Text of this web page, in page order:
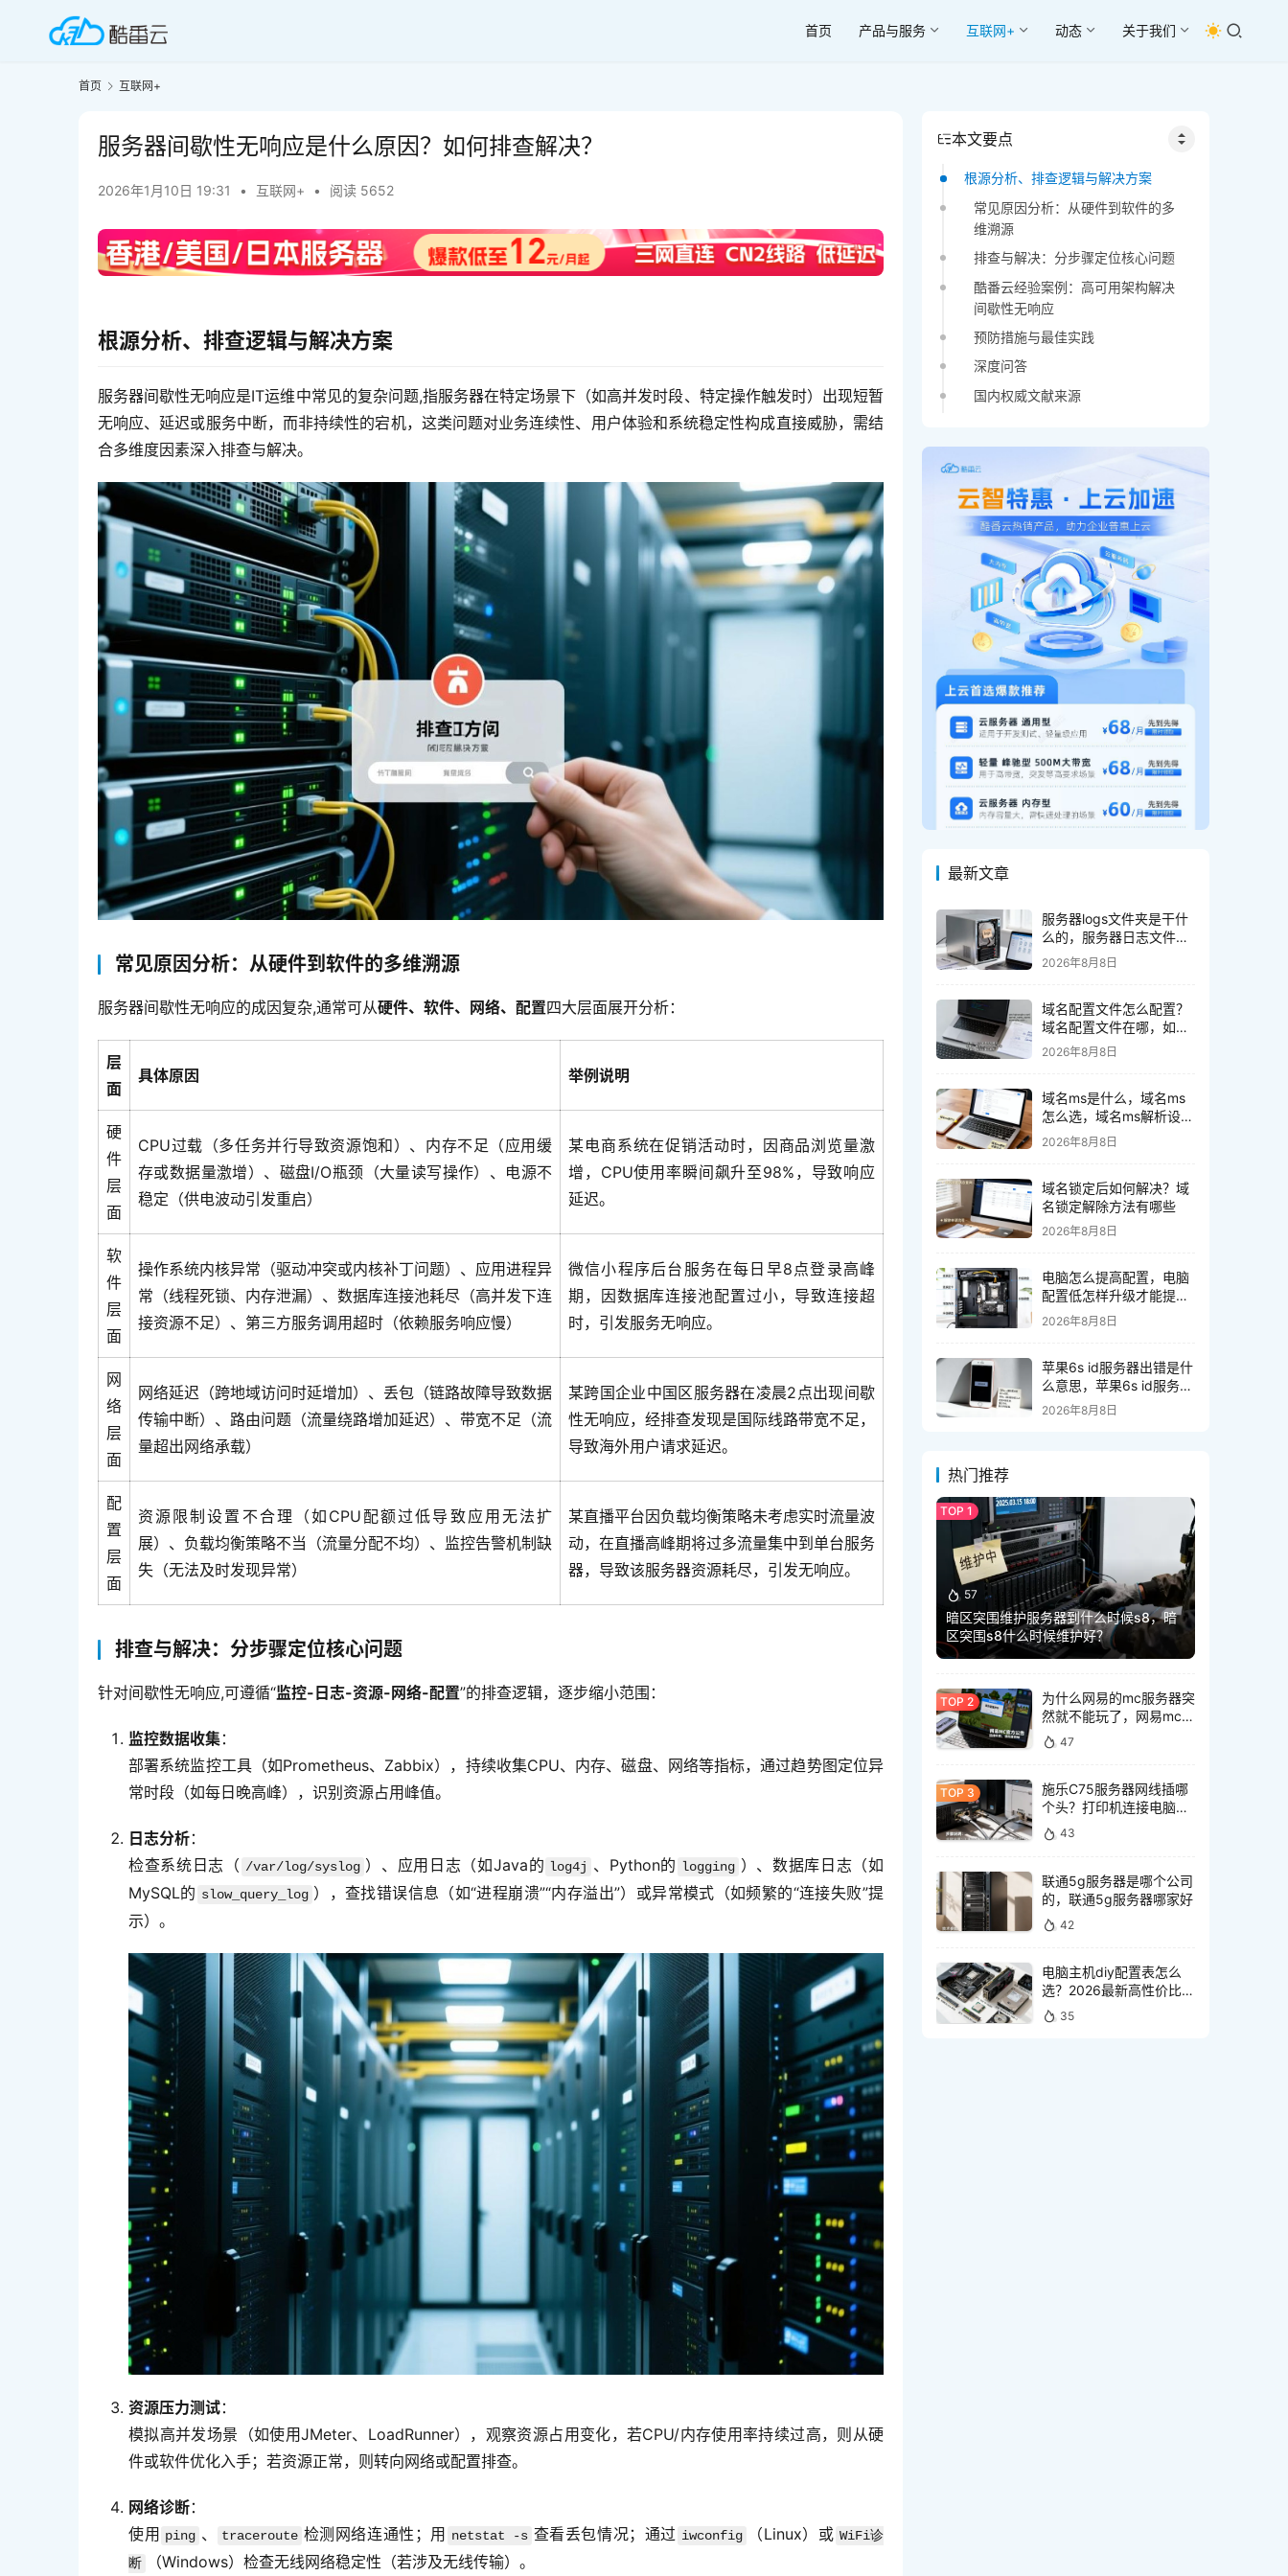
首页 产品与服务 互联网+ 动态 关于我们
首页 互联网+
服务器间歇性无响应是什么原因？如何排查解决？
2026年1月10日 19:31 • 互联网+ • 阅读 5652
根源分析、排查逻辑与解决方案
服务器间歇性无响应是IT运维中常见的复杂问题,指服务器在特定场景下（如高并发时段、特定操作触发时）出现短暂
无响应、延迟或服务中断，而非持续性的宕机，这类问题对业务连续性、用户体验和系统稳定性构成直接威胁，需结
合多维度因素深入排查与解决。
常见原因分析：从硬件到软件的多维溯源
服务器间歇性无响应的成因复杂,通常可从硬件、软件、网络、配置四大层面展开分析：
层
面
具体原因 举例说明
硬
件
层
面
CPU过载（多任务并行导致资源饱和）、内存不足（应用缓
存或数据量激增）、磁盘I/O瓶颈（大量读写操作）、电源不
稳定（供电波动引发重启）
某电商系统在促销活动时，因商品浏览量激
增，CPU使用率瞬间飙升至98%，导致响应
延迟。
软
件
层
面
操作系统内核异常（驱动冲突或内核补丁问题）、应用进程异
常（线程死锁、内存泄漏）、数据库连接池耗尽（高并发下连
接资源不足）、第三方服务调用超时（依赖服务响应慢）
微信小程序后台服务在每日早8点登录高峰
期，因数据库连接池配置过小，导致连接超
时，引发服务无响应。
网
络
层
面
网络延迟（跨地域访问时延增加）、丢包（链路故障导致数据
传输中断）、路由问题（流量绕路增加延迟）、带宽不足（流
量超出网络承载）
某跨国企业中国区服务器在凌晨2点出现间歇
性无响应，经排查发现是国际线路带宽不足，
导致海外用户请求延迟。
配
置
层
面
资源限制设置不合理（如CPU配额过低导致应用无法扩
展）、负载均衡策略不当（流量分配不均）、监控告警机制缺
失（无法及时发现异常）
某直播平台因负载均衡策略未考虑实时流量波
动，在直播高峰期将过多流量集中到单台服务
器，导致该服务器资源耗尽，引发无响应。
排查与解决：分步骤定位核心问题
针对间歇性无响应,可遵循“监控-日志-资源-网络-配置”的排查逻辑，逐步缩小范围：
监控数据收集：
部署系统监控工具（如Prometheus、Zabbix），持续收集CPU、内存、磁盘、网络等指标，通过趋势图定位异
常时段（如每日晚高峰），识别资源占用峰值。
日志分析：
检查系统日志（ /var/log/syslog ）、应用日志（如Java的 log4j 、Python的 logging ）、数据库日志（如
MySQL的 slow_query_log ），查找错误信息（如“进程崩溃”“内存溢出”）或异常模式（如频繁的“连接失败”提
示）。
资源压力测试：
模拟高并发场景（如使用JMeter、LoadRunner），观察资源占用变化，若CPU/内存使用率持续过高，则从硬
件或软件优化入手；若资源正常，则转向网络或配置排查。
网络诊断：
使用 ping 、 traceroute 检测网络连通性；用 netstat -s 查看丢包情况；通过 iwconfig （Linux）或 WiFi诊
断
（Windows）检查无线网络稳定性（若涉及无线传输）。
本文要点
根源分析、排查逻辑与解决方案
常见原因分析：从硬件到软件的多
维溯源
排查与解决：分步骤定位核心问题
酷番云经验案例：高可用架构解决
间歇性无响应
预防措施与最佳实践
深度问答
国内权威文献来源
最新文章
服务器logs文件夹是干什
么的，服务器日志文件可
以删除吗？
2026年8月8日
域名配置文件怎么配置？
域名配置文件在哪，如何
修改？
2026年8月8日
域名ms是什么，域名ms
怎么选，域名ms解析设置
方法
2026年8月8日
域名锁定后如何解决？域
名锁定解除方法有哪些
2026年8月8日
电脑怎么提高配置，电脑
配置低怎样升级才能提升
性能
2026年8月8日
苹果6s id服务器出错是什
么意思，苹果6s id服务器
出错怎么办
2026年8月8日
热门推荐
57
暗区突围维护服务器到什么时候s8，暗
区突围s8什么时候维护好？
为什么网易的mc服务器突
然就不能玩了，网易mc服
务器突然不能玩怎么回事
47
施乐C75服务器网线插哪
个头？打印机连接电脑网
线接口怎么选
43
联通5g服务器是哪个公司
的，联通5g服务器哪家好
42
电脑主机diy配置表怎么
选？2026最新高性价比装
机清单推荐
35